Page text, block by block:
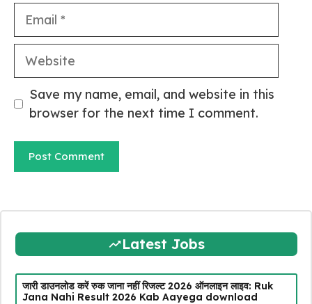
Email
Website
Save my name, email, and website in this
browser for the next time I comment.
Latest Jobs
जारी डाउनलोड करें रुक जाना नहीं रिजल्ट 2026 ऑनलाइन लाइव: Ruk
Jana Nahi Result 2026 Kab Aayega download